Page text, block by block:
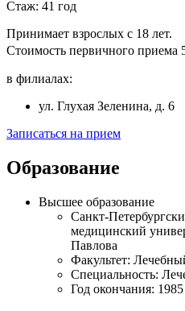
Стаж: 41 год
Принимает взрослых с 18 лет.
Стоимость первичного приема
в филиалах:
ул. Глухая Зеленина, д. 6
Записаться на прием
Образование
Высшее образование
Санкт-
медицинский
Павлова
Факультет:
Специальность:
Год окончания: 1985